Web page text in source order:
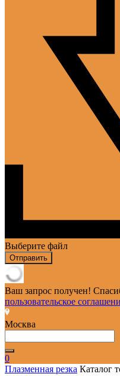
Выберите файл
Отправить
Ваш запрос получен!
пользовательское
Москва
0
Плазменная резка Каталог